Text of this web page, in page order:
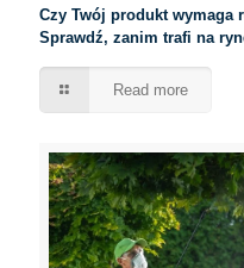
Czy Twój produkt
Sprawdź, zanim trafi na
Read more